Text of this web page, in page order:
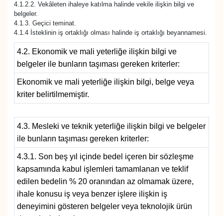
4.1.2.2. Vekâleten ihaleye katılma halinde vekile ilişkin bilgi ve
belgeler.
4.1.3. Geçici teminat.
4.1.4 İsteklinin iş ortaklığı olması halinde iş ortaklığı beyannamesi.
4.2. Ekonomik ve mali yeterliğe ilişkin bilgi ve
belgeler ile bunların taşıması gereken kriterler:
Ekonomik ve mali yeterliğe ilişkin bilgi, belge veya
kriter belirtilmemiştir.
4.3. Mesleki ve teknik yeterliğe ilişkin bilgi ve belgeler
ile bunların taşıması gereken kriterler:
4.3.1. Son beş yıl içinde bedel içeren bir sözleşme
kapsamında kabul işlemleri tamamlanan ve teklif
edilen bedelin % 20 oranından az olmamak üzere,
ihale konusu iş veya benzer işlere ilişkin iş
deneyimini gösteren belgeler veya teknolojik ürün